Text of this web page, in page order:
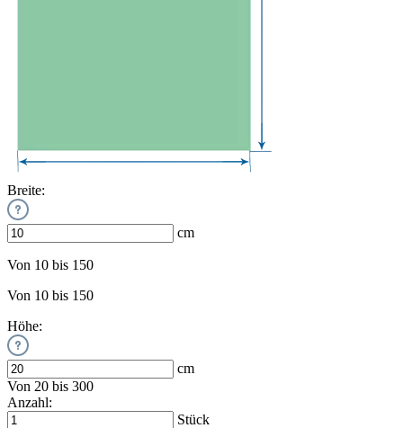
Breite:
cm
Von 10 bis 150
Von 10 bis 150
Höhe:
cm
Von 20 bis 300
Anzahl:
Stück